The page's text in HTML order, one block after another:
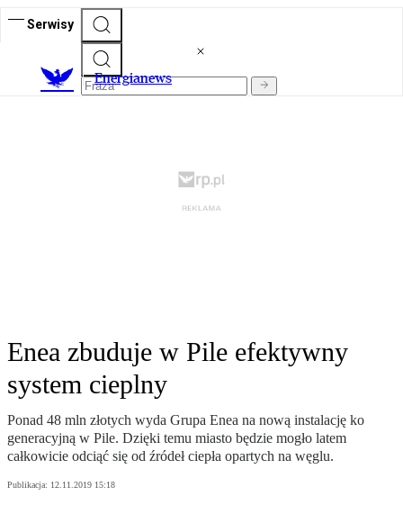
Serwisy
Energianews
Enea zbuduje w Pile efektywny
system cieplny
Ponad 48 mln złotych wyda Grupa Enea na nową instalację ko
generacyjną w Pile. Dzięki temu miasto będzie mogło latem
całkowicie odciąć się od źródeł ciepła opartych na węglu.
Publikacja: 12.11.2019 15:18